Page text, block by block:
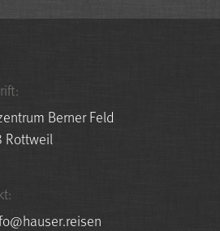
Berner Feld
Rottweil